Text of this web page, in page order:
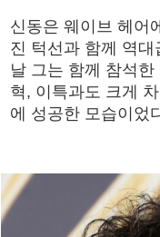
신동은 웨이브 헤어
진 턱선과 함께 역
날 그는 함께 참석
혁, 이특과도 크게
에 성공한 모습이었